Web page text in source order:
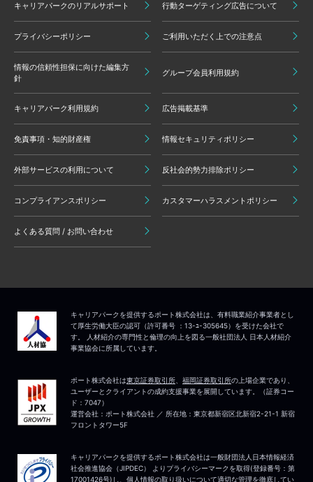
キャリアパークのリアルサポート 行動ターゲティング広告について
プライバシーポリシー ご利用いただく上での注意点
情報の信頼性担保に向けた編集方
針
グループ会員利用規約
キャリアパーク利用規約 広告掲載基準
免責事項・知的財産権 情報セキュリティポリシー
外部サービスの利用について 反社会的勢力排除ポリシー
コンプライアンスポリシー カスタマーハラスメントポリシー
よくある質問 / お問い合わせ